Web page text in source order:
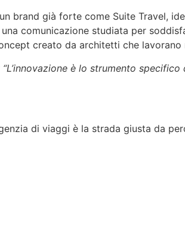
brand già forte come Suite Travel,
una comunicazione studiata per
creato da architetti che lavorano
“L’innovazione è lo strumento
di viaggi è la strada giusta da